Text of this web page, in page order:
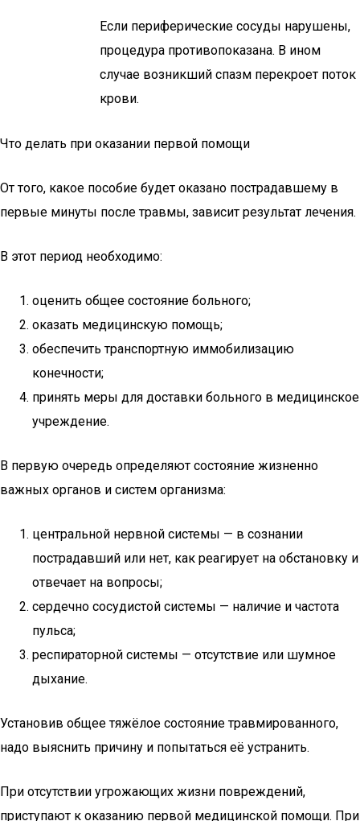
Если периферические сосуды нарушены,
процедура противопоказана. В ином
случае возникший спазм перекроет поток
крови.
Что делать при оказании первой помощи
От того, какое пособие будет оказано пострадавшему в
первые минуты после травмы, зависит результат лечения.
В этот период необходимо:
оценить общее состояние больного;
оказать медицинскую помощь;
обеспечить транспортную иммобилизацию
конечности;
принять меры для доставки больного в медицинское
учреждение.
В первую очередь определяют состояние жизненно
важных органов и систем организма:
центральной нервной системы — в сознании
пострадавший или нет, как реагирует на обстановку и
отвечает на вопросы;
сердечно сосудистой системы — наличие и частота
пульса;
респираторной системы — отсутствие или шумное
дыхание.
Установив общее тяжёлое состояние травмированного,
надо выяснить причину и попытаться её устранить.
При отсутствии угрожающих жизни повреждений,
приступают к оказанию первой медицинской помощи. При